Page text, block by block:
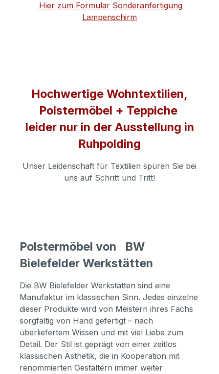
Hier zum Formular Sonderanfertigung
Lampenschirm
Hochwertige Wohntextilien,
Polstermöbel + Teppiche
leider nur in der Ausstellung in
Ruhpolding
Unser Leidenschaft für Textilien spüren Sie bei
uns auf Schritt und Tritt!
Polstermöbel von BW
Bielefelder Werkstätten
Die BW Bielefelder Werkstätten sind eine
Manufaktur im klassischen Sinn. Jedes einzelne
dieser Produkte wird von Meistern ihres Fachs
sorgfältig von Hand gefertigt – nach
überliefertem Wissen und mit viel Liebe zum
Detail. Der Stil ist geprägt von einer zeitlos
klassischen Ästhetik, die in Kooperation mit
renommierten Gestaltern immer weiter